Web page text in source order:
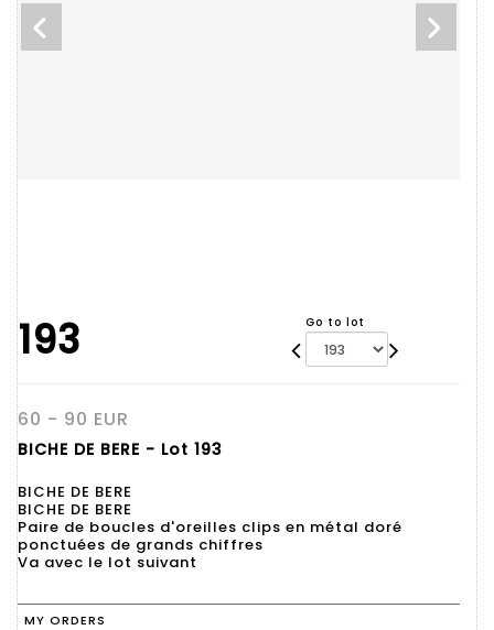
193 Go to lot
60 - 90 EUR
BICHE DE BERE - Lot 193
BICHE DE BERE
BICHE DE BERE
Paire de boucles d'oreilles clips en métal doré
ponctuées de grands chiffres
Va avec le lot suivant
MY ORDERS